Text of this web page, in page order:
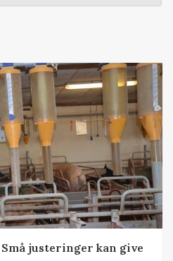
justeringer kan give